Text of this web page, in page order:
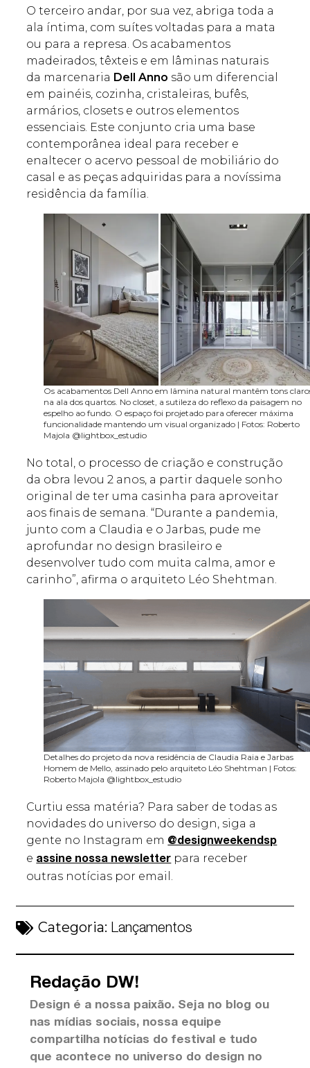
O terceiro andar, por sua vez, abriga toda a
ala íntima, com suítes voltadas para a mata
ou para a represa. Os acabamentos
madeirados, têxteis e em lâminas naturais
da marcenaria Dell Anno são um diferencial
em painéis, cozinha, cristaleiras, bufês,
armários, closets e outros elementos
essenciais. Este conjunto cria uma base
contemporânea ideal para receber e
enaltecer o acervo pessoal de mobiliário do
casal e as peças adquiridas para a novíssima
residência da família.
Os acabamentos Dell Anno em lâmina natural mantêm tons
na ala dos quartos. No closet, a sutileza do reflexo da paisagem no
espelho ao fundo. O espaço foi projetado para oferecer máxima
funcionalidade mantendo um visual organizado | Fotos: Roberto
Majola @lightbox_estudio
No total, o processo de criação e construção
da obra levou 2 anos, a partir daquele sonho
original de ter uma casinha para aproveitar
aos finais de semana. “Durante a pandemia,
junto com a Claudia e o Jarbas, pude me
aprofundar no design brasileiro e
desenvolver tudo com muita calma, amor e
carinho”, afirma o arquiteto Léo Shehtman.
Detalhes do projeto da nova residência de Claudia Raia e Jarbas
Homem de Mello, assinado pelo arquiteto Léo Shehtman | Fotos:
Roberto Majola @lightbox_estudio
Curtiu essa matéria? Para saber de todas as
novidades do universo do design, siga a
gente no Instagram em @designweekendsp
e assine nossa newsletter para receber
outras notícias por email.
Categoria: Lançamentos
Redação DW!
Design é a nossa paixão. Seja no blog ou
nas mídias sociais, nossa equipe
compartilha notícias do festival e tudo
que acontece no universo do design no